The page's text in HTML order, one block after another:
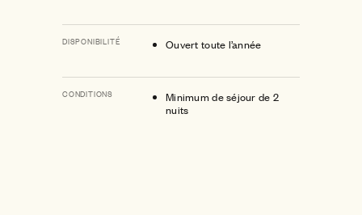
DISPONIBILITÉ Ouvert toute l’année
CONDITIONS
Minimum de séjour de 2
nuits